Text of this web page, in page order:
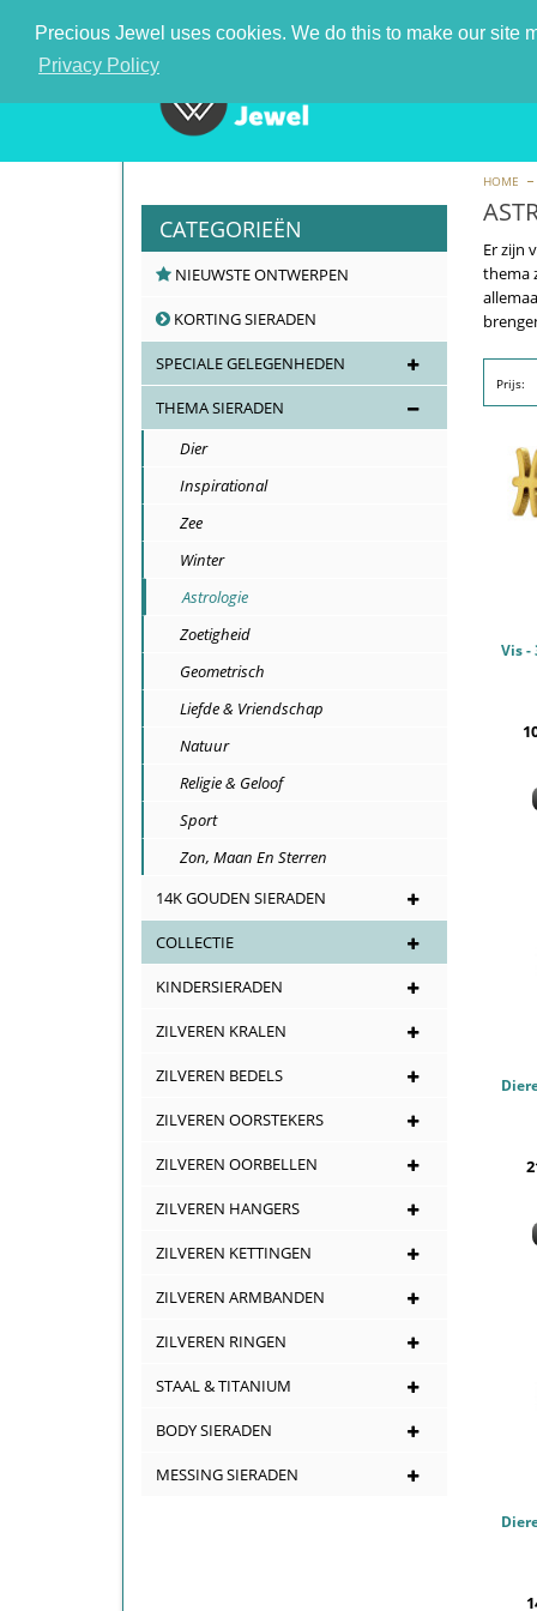
Precious Jewel uses cookies. We do this to make our site
Privacy Policy
HOME
CATEGORIEËN
NIEUWSTE ONTWERPEN
KORTING SIERADEN
SPECIALE GELEGENHEDEN
THEMA SIERADEN
Dier
Inspirational
Zee
Winter
Astrologie
Zoetigheid
Geometrisch
Liefde & Vriendschap
Natuur
Religie & Geloof
Sport
Zon, Maan En Sterren
14K GOUDEN SIERADEN
COLLECTIE
KINDERSIERADEN
ZILVEREN KRALEN
ZILVEREN BEDELS
ZILVEREN OORSTEKERS
ZILVEREN OORBELLEN
ZILVEREN HANGERS
ZILVEREN KETTINGEN
ZILVEREN ARMBANDEN
ZILVEREN RINGEN
STAAL & TITANIUM
BODY SIERADEN
MESSING SIERADEN
Er zijn
thema
Prijs: